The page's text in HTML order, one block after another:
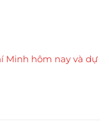
Minh hôm nay và dự